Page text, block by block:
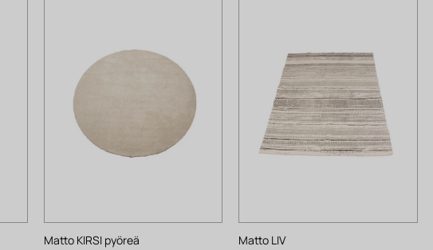
Matto KIRSI pyöreä Matto LIV